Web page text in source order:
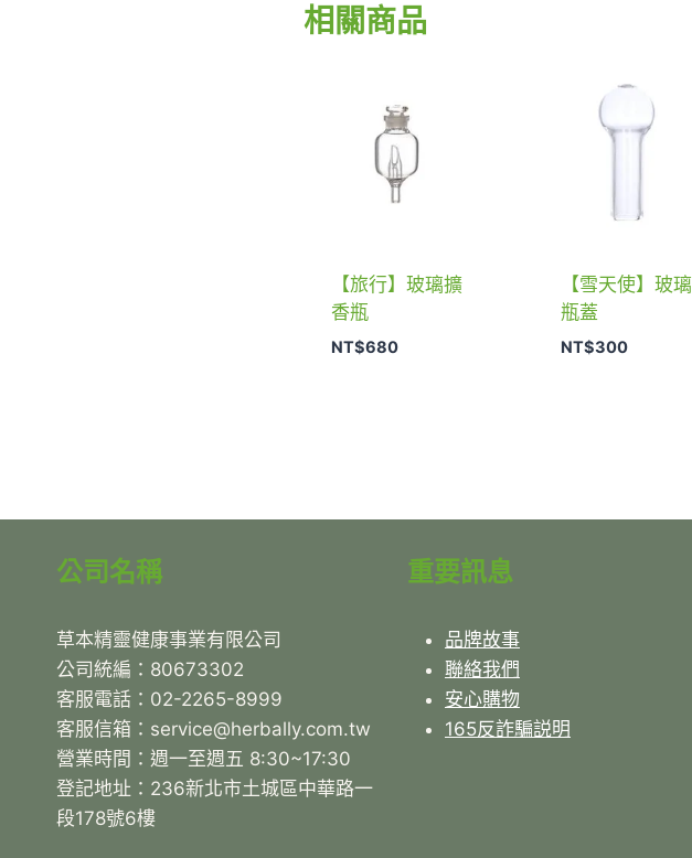
相關商品
【旅行】玻璃擴
香瓶
NT$680
【雪天使】玻璃
瓶蓋
NT$300
公司名稱
草本精靈健康事業有限公司
公司統編：80673302
客服電話：02-2265-8999
客服信箱：service@herbally.com.tw
營業時間：週一至週五 8:30~17:30
登記地址：236新北市土城區中華路一
段178號6樓
重要訊息
品牌故事
聯絡我們
安心購物
165反詐騙説明